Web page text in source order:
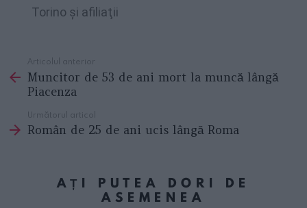
Torino şi afiliaţii
more
Articolul anterior
Muncitor de 53 de ani mort la muncă lângă
Piacenza
Următorul articol
Român de 25 de ani ucis lângă Roma
AȚI PUTEA DORI DE
ASEMENEA